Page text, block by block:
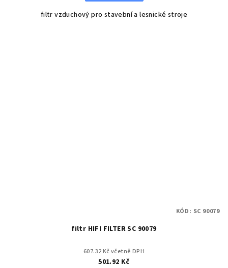
filtr vzduchový pro stavební a lesnické stroje
filtr HIFI FILTER SC 90079
607.32 Kč včetně DPH
501.92 Kč
KÓD: SC 90079